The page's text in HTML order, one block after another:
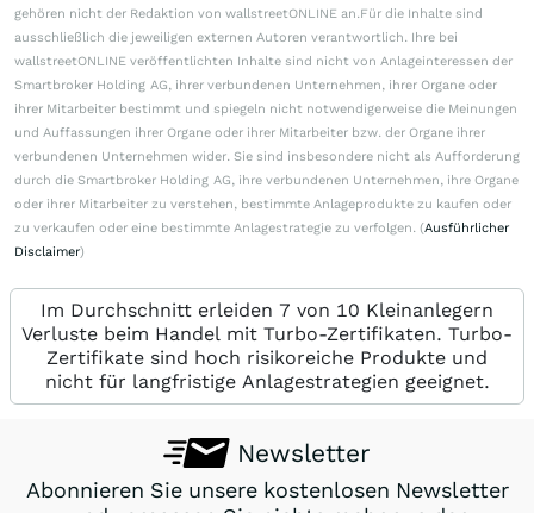
gehören nicht der Redaktion von wallstreetONLINE an.Für die Inhalte sind
ausschließlich die jeweiligen externen Autoren verantwortlich. Ihre bei
wallstreetONLINE veröffentlichten Inhalte sind nicht von Anlageinteressen der
Smartbroker Holding AG, ihrer verbundenen Unternehmen, ihrer Organe oder
ihrer Mitarbeiter bestimmt und spiegeln nicht notwendigerweise die Meinungen
und Auffassungen ihrer Organe oder ihrer Mitarbeiter bzw. der Organe ihrer
verbundenen Unternehmen wider. Sie sind insbesondere nicht als Aufforderung
durch die Smartbroker Holding AG, ihre verbundenen Unternehmen, ihre Organe
oder ihrer Mitarbeiter zu verstehen, bestimmte Anlageprodukte zu kaufen oder
zu verkaufen oder eine bestimmte Anlagestrategie zu verfolgen. (Ausführlicher
Disclaimer)
Im Durchschnitt erleiden 7 von 10 Kleinanlegern
Verluste beim Handel mit Turbo-Zertifikaten. Turbo-
Zertifikate sind hoch risikoreiche Produkte und
nicht für langfristige Anlagestrategien geeignet.
Newsletter
Abonnieren Sie unsere kostenlosen Newsletter